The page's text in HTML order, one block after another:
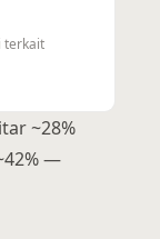
terkait
~28%
—